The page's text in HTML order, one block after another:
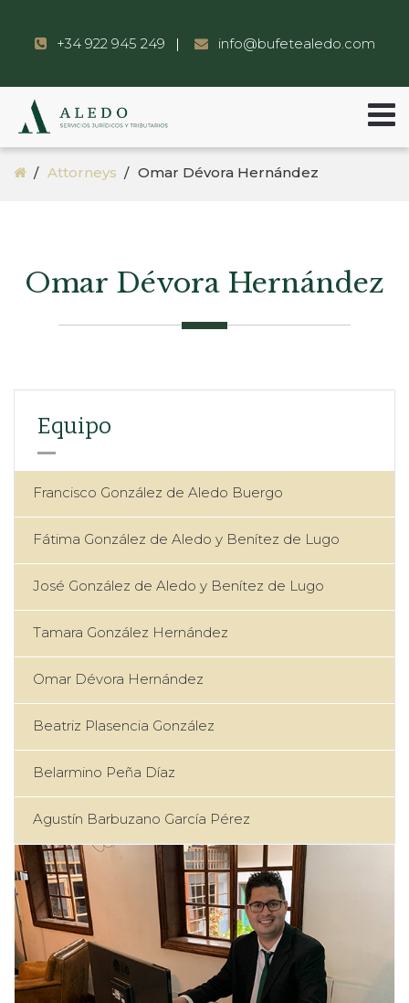
+34 922 945 249 info@bufetealedo.com
Attorneys Omar Dévora Hernández
Omar Dévora Hernández
Equipo
Francisco González de Aledo Buergo
Fátima González de Aledo y Benítez de Lugo
José González de Aledo y Benítez de Lugo
Tamara González Hernández
Omar Dévora Hernández
Beatriz Plasencia González
Belarmino Peña Díaz
Agustín Barbuzano García Pérez